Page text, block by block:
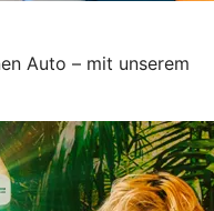
Auto – mit unserem